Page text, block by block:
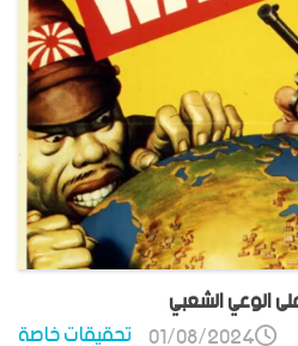
الوعي الشعبي
تحقيقات خاصة